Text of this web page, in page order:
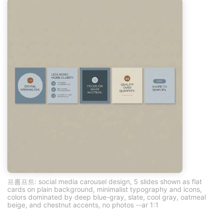
프롬프트: social media carousel design, 5 slides shown as flat
cards on plain background, minimalist typography and icons,
colors dominated by deep blue-gray, slate, cool gray, oatmeal
beige, and chestnut accents, no photos --ar 1:1